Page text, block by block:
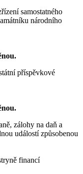
samostatného
národního
příspěvkové
zálohy na daň a
událostí způsobenou
financí